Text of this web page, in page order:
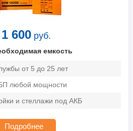
1 600 руб.
емкость
от 5 до 25 лет
любой мощности
и стеллажи под АКБ
Подробнее